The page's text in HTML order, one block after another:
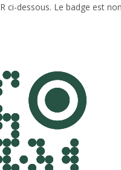
ci-dessous. Le badge est